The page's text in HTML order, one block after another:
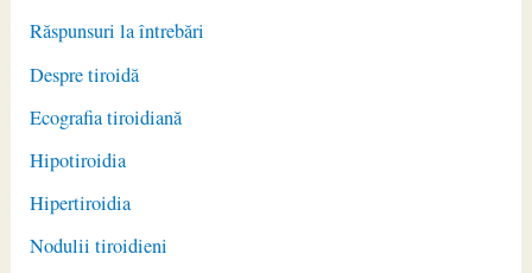
Răspunsuri la întrebări
Despre tiroidă
Ecografia tiroidiană
Hipotiroidia
Hipertiroidia
Nodulii tiroidieni